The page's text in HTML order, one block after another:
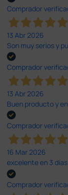
Comprador
13 Abr 2026
Son muy serios y
Comprador
13 Abr 2026
Buen producto y
Comprador
16 Mar 2026
excelente en 3
Comprador